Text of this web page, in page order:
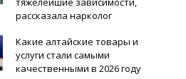
рассказала нарколог
Какие алтайские товары и
услуги стали самыми
качественными в 2026 году